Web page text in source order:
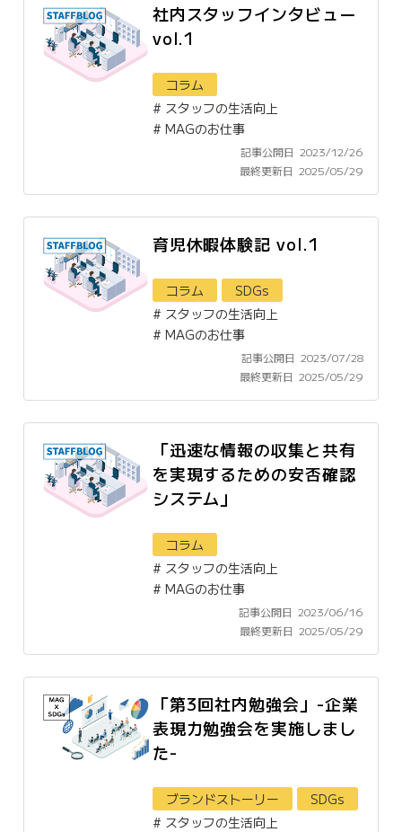
社内スタッフインタビュー
vol.1
コラム
# スタッフの生活向上
# MAGのお仕事
記事公開日 2023/12/26
最終更新日 2025/05/29
育児休暇体験記 vol.1
コラム
SDGs
# スタッフの生活向上
# MAGのお仕事
記事公開日 2023/07/28
最終更新日 2025/05/29
「迅速な情報の収集と共有
を実現するための安否確認
システム」
コラム
# スタッフの生活向上
# MAGのお仕事
記事公開日 2023/06/16
最終更新日 2025/05/29
「第3回社内勉強会」-企業
表現力勉強会を実施しまし
た-
ブランドストーリー
SDGs
# スタッフの生活向上